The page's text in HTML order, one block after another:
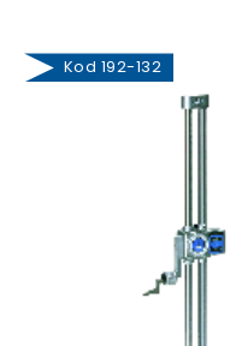
Kod 192-132